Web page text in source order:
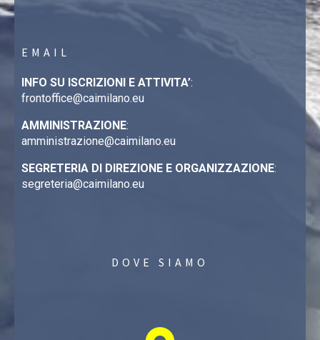
EMAIL
INFO SU ISCRIZIONI E ATTIVITA’:
frontoffice@caimilano.eu
AMMINISTRAZIONE:
amministrazione@caimilano.eu
SEGRETERIA DI DIREZIONE E ORGANIZZAZIONE:
segreteria@caimilano.eu
DOVE SIAMO